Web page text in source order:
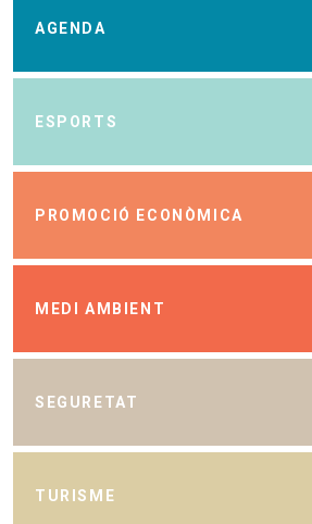
AGENDA
ESPORTS
PROMOCIÓ ECONÒMICA
MEDI AMBIENT
SEGURETAT
TURISME